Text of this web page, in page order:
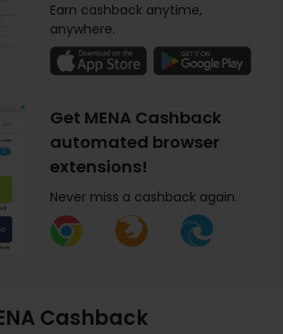
Earn cashback anytime,
anywhere.
Get MENA Cashback
automated browser
extensions!
Never miss a cashback again.
Cashback